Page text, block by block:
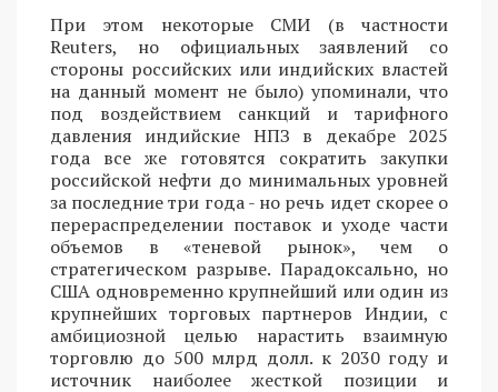
При этом некоторые СМИ (в частности
Reuters, но официальных заявлений со
стороны российских или индийских властей
на данный момент не было) упоминали, что
под воздействием санкций и тарифного
давления индийские НПЗ в декабре 2025
года все же готовятся сократить закупки
российской нефти до минимальных уровней
за последние три года - но речь идет скорее о
перераспределении поставок и уходе части
объемов в «теневой рынок», чем о
стратегическом разрыве. Парадоксально, но
США одновременно крупнейший или один из
крупнейших торговых партнеров Индии, с
амбициозной целью нарастить взаимную
торговлю до 500 млрд долл. к 2030 году и
источник наиболее жесткой позиции и